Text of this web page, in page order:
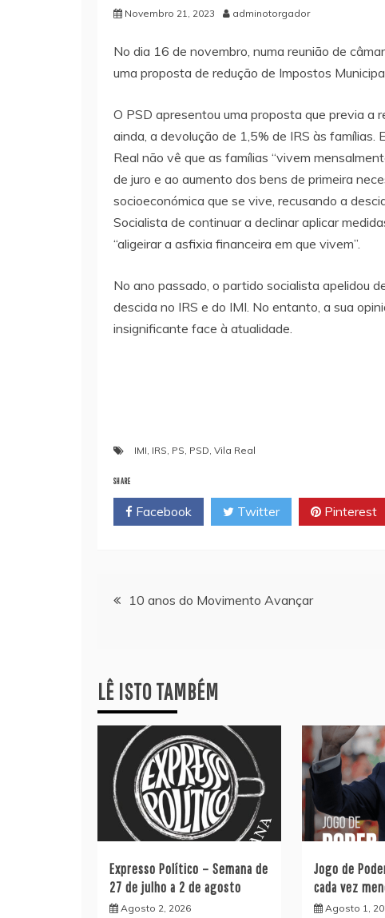
Novembro 21, 2023 adminotorgador
No dia 16 de novembro, numa reunião de
uma proposta de redução de Impostos
O PSD apresentou uma proposta que previa a
ainda, a devolução de 1,5% de IRS às
Real não vê que as famílias “vivem
de juro e ao aumento dos bens de primeira
socioeconómica que se vive, recusando a
Socialista de continuar a declinar aplicar
“aligeirar a asfixia financeira em que vivem”.
No ano passado, o partido socialista apelidou
descida no IRS e do IMI. No entanto, a sua
insignificante face à atualidade.
IMI, IRS, PS, PSD, Vila Real
SHARE
Facebook Twitter Pinterest
Navegação
artigos
10 anos do Movimento Avançar
LÊ ISTO TAMBÉM
Expresso Político – Semana de
27 de julho a 2 de agosto
Agosto 2, 2026
Jogo de
cada vez
Agosto 1,